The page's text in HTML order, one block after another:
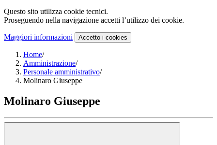
Questo sito utilizza cookie tecnici.
Proseguendo nella navigazione accetti l’utilizzo dei cookie.
Maggiori informazioni Accetto i cookies
Home/
Amministrazione/
Personale amministrativo/
Molinaro Giuseppe
Molinaro Giuseppe